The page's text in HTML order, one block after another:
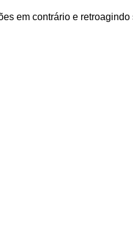
em contrário e